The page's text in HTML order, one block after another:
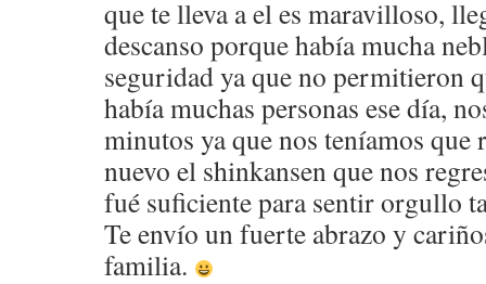
que te lleva a el es maravilloso,
descanso porque había mucha
seguridad ya que no permitieron
había muchas personas ese día,
minutos ya que nos teníamos que
nuevo el shinkansen que nos
fué suficiente para sentir orgullo
Te envío un fuerte abrazo y
familia.